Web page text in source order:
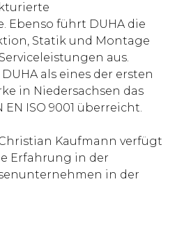
Ebenso führt DUHA die
Statik und Montage
aus.
als eines der ersten
in Niedersachsen das
ISO 9001 überreicht.
Kaufmann verfügt
Erfahrung in der
in der